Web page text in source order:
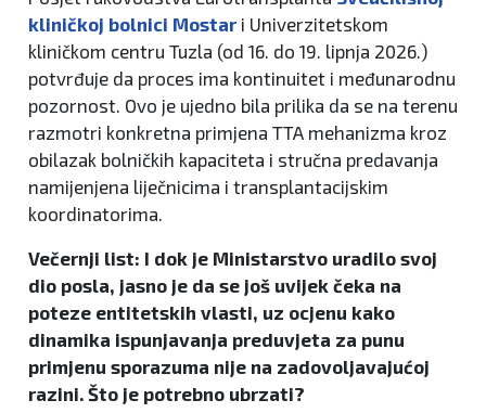
kliničkoj bolnici Mostari Univerzitetskom
kliničkom centru Tuzla (od 16. do 19. lipnja 2026.)
potvrđuje da proces ima kontinuitet i međunarodnu
pozornost. Ovo je ujedno bila prilika da se na terenu
razmotri konkretna primjena TTA mehanizma kroz
obilazak bolničkih kapaciteta i stručna predavanja
namijenjena liječnicima i transplantacijskim
koordinatorima.
Večernji list: I dok je Ministarstvo uradilo svoj
dio posla, jasno je da se još uvijek čeka na
poteze entitetskih vlasti, uz ocjenu kako
dinamika ispunjavanja preduvjeta za punu
primjenu sporazuma nije na zadovoljavajućoj
razini. Što je potrebno ubrzati?